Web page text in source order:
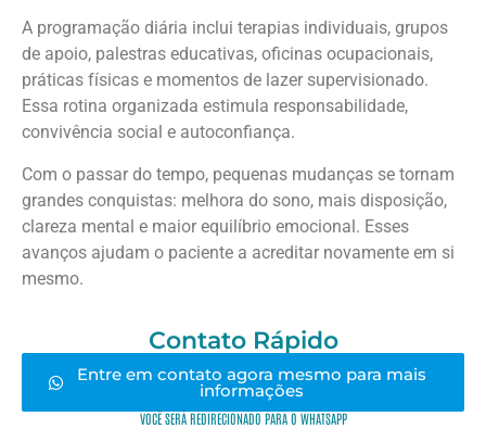
A programação diária inclui terapias individuais, grupos
de apoio, palestras educativas, oficinas ocupacionais,
práticas físicas e momentos de lazer supervisionado.
Essa rotina organizada estimula responsabilidade,
convivência social e autoconfiança.
Com o passar do tempo, pequenas mudanças se tornam
grandes conquistas: melhora do sono, mais disposição,
clareza mental e maior equilíbrio emocional. Esses
avanços ajudam o paciente a acreditar novamente em si
mesmo.
Contato Rápido
Entre em contato agora mesmo para mais
informações
VOCÊ SERÁ REDIRECIONADO PARA O WHATSAPP